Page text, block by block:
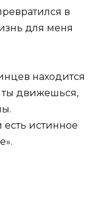
в
для меня
находится
ты движешься,
истинное